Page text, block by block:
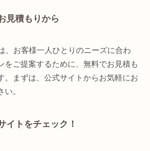
見積もりから
、お客様一人ひとりのニーズに合わ
をご提案するために、無料でお見積も
。まずは、公式サイトからお気軽にお
い。
イトをチェック！